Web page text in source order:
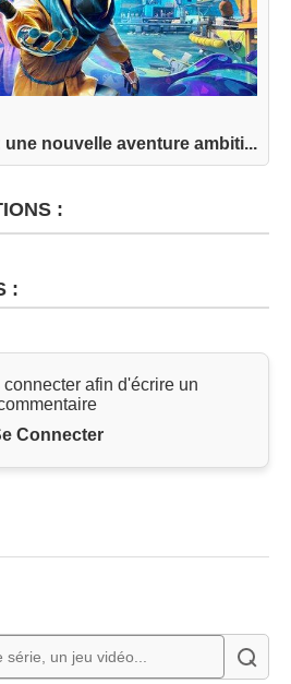
nouvelle aventure ambiti...
:
:
afin d'écrire un
Connecter